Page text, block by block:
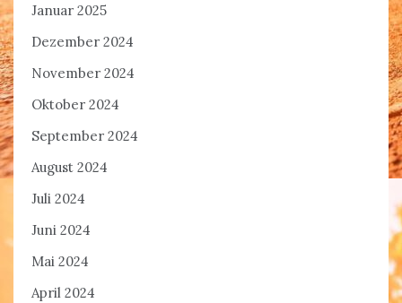
Januar 2025
Dezember 2024
November 2024
Oktober 2024
September 2024
August 2024
Juli 2024
Juni 2024
Mai 2024
April 2024